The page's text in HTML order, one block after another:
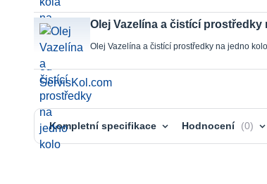
Olej Vazelína a čistící prostředky
Olej Vazelína a čistící prostředky na jedno kolo
Kompletní specifikace Hodnocení 0